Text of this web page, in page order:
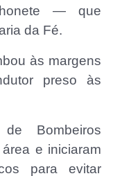
— que
da Fé.
às margens
preso às
Bombeiros
e iniciaram
para evitar